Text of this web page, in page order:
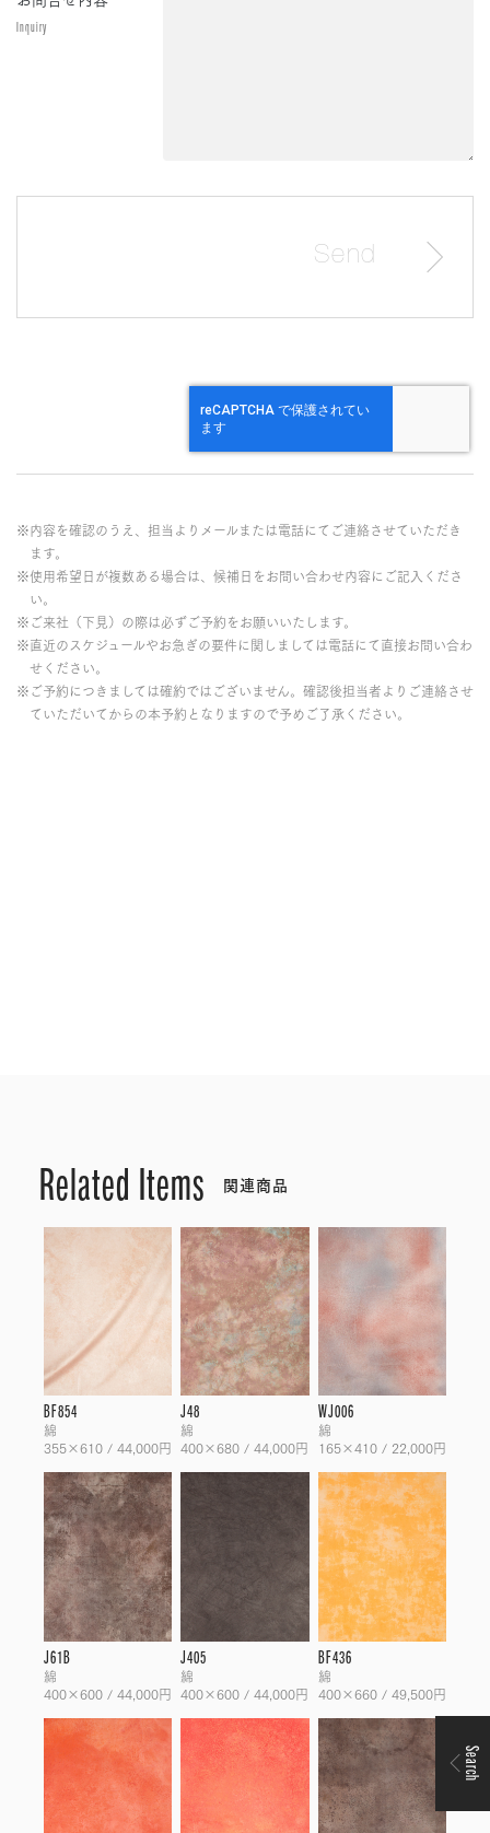
Inquiry
※内容を確認のうえ、担当よりメールまたは電話にてご連絡させていただき
ます。
※使用希望日が複数ある場合は、候補日をお問い合わせ内容にご記入くださ
い。
※ご来社（下見）の際は必ずご予約をお願いいたします。
※直近のスケジュールやお急ぎの要件に関しましては電話にて直接お問い合わ
せください。
※ご予約につきましては確約ではございません。確認後担当者よりご連絡させ
ていただいてからの本予約となりますので予めご了承ください。
Related Items 関連商品
BF854
綿
355×610 / 44,000円
J48
綿
400×680 / 44,000円
WJ006
綿
165×410 / 22,000円
J61B
綿
400×600 / 44,000円
J405
綿
400×600 / 44,000円
BF436
綿
400×660 / 49,500円
Search